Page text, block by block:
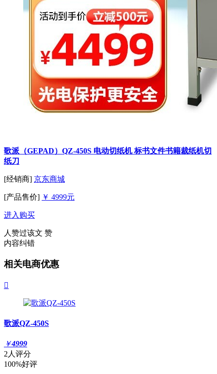
歌派（GEPAD）QZ-450S 电动切纸机 标书文件书籍裁纸机切
纸刀
[经销商] 京东商城
[产品售价] ￥ 4999元
进入购买
人赞过该文 赞
内容纠错
相关电商优惠

歌派QZ-450S
￥4999
2人评分
100%好评